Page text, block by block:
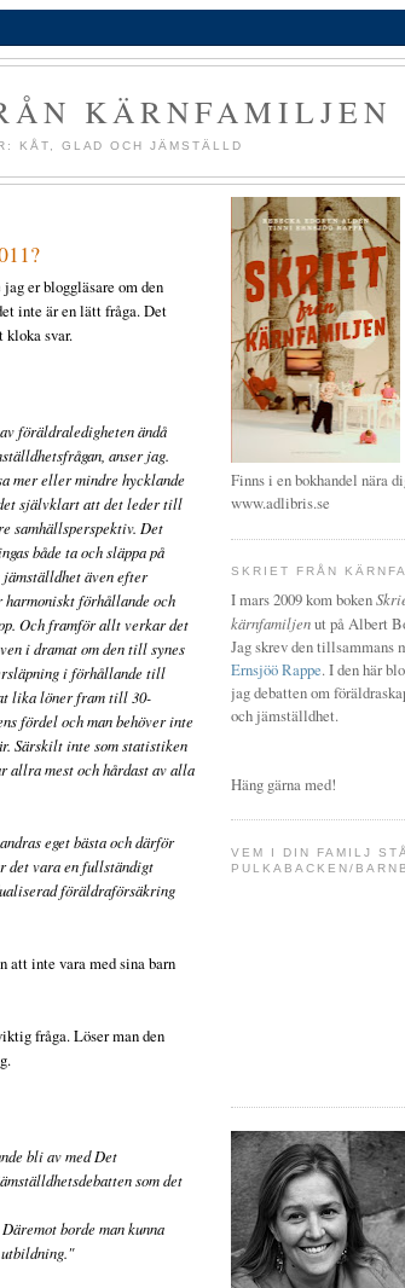
KÄRNFAMILJEN
KÅT, GLAD OCH JÄMSTÄLLD
er bloggläsare om den
inte är en lätt fråga. Det
kloka svar.
föräldraledigheten ändå
anser jag.
mer eller mindre hycklande
självklart att det leder till
samhällsperspektiv. Det
både ta och släppa på
även efter
förhållande och
Och framför allt verkar det
i dramat om den till synes
i förhållande till
lika löner fram till 30-
fördel och man behöver inte
Särskilt inte som statistiken
allra mest och hårdast av alla
eget bästa och därför
det vara en fullständigt
föräldraförsäkring
att inte vara med sina barn
fråga. Löser man den
bli av med Det
som det
borde man kunna
Finns i en bokhandel nära
www.adlibris.se
SKRIET FRÅN
I mars 2009 kom boken
kärnfamiljenut på Albert
Jag skrev den tillsammans
Ernsjöö Rappe. I den här
jag debatten om
och jämställdhet.
Häng gärna med!
VEM I DIN FAMILJ
PULKABACKEN/